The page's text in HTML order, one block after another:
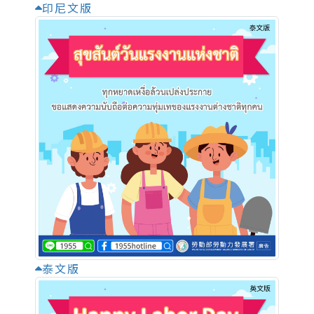
印尼文版
泰文版